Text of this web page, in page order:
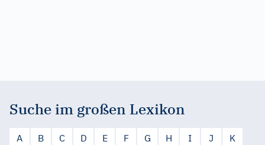
Suche im großen Lexikon
A B C D E F G H I J
K